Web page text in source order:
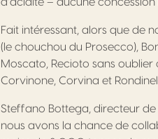
d’acidité – aucune concession
Fait intéressant, alors que de
(le chouchou du Prosecco),
Moscato, Recioto sans
Corvinone, Corvina et
Steffano Bottega, directeur de
nous avons la chance de